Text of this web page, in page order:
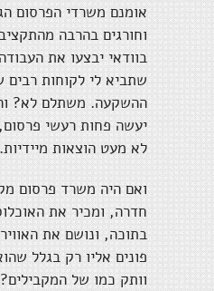
אומנם משרדי הפרסום
וחורגים בהרבה
בוודאי יבצעו את
שתביא לי לקוחות רבים
ההשקעה. משתלם לא?
יעשה פחות רעשי
לא מעט הוצאות מיידיות.
ואם היה משרד פרסום
חדרה, ומכיר את
בתוכה, ונושם את
פונים אליו רק בגלל
וותק כמו של המקבילים?